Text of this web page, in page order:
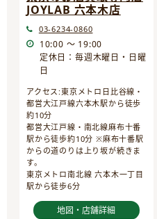
JOYLAB 六本木店
03-6234-0860
10:00 ～ 19:00
定休日：毎週木曜日・日曜
日
アクセス:東京メトロ日比谷線・
都営大江戸線六本木駅から徒歩
約10分
都営大江戸線・南北線麻布十番
駅から徒歩約10分 ※麻布十番駅
からの道のりは上り坂が続きま
す。
東京メトロ南北線 六本木一丁目
駅から徒歩6分
地図・店舗詳細